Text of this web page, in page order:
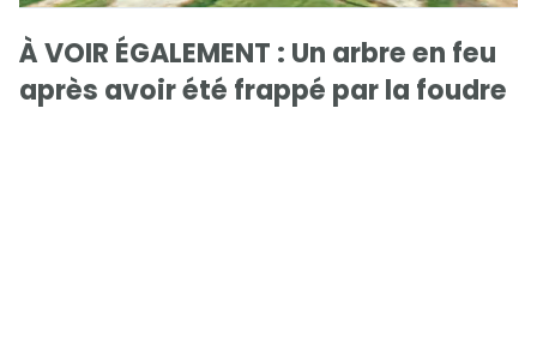
À VOIR ÉGALEMENT : Un arbre en feu
après avoir été frappé par la foudre